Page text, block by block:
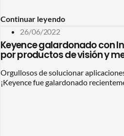
Continuar leyendo
26/06/2022
Keyence galardonado con
por productos de visión y
Orgullosos de solucionar
¡Keyence fue galardonado